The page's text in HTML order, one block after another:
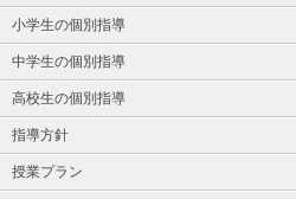
小学生の個別指導
中学生の個別指導
高校生の個別指導
指導方針
授業プラン